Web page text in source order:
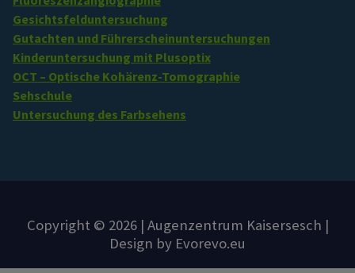
Gesichtsfelduntersuchung
Gutachten und Führerscheinuntersuchungen
Kinderuntersuchung mit Plusoptix
OCT – Optische Kohärenz-Tomographie
Sehschule
Untersuchung des Farbsehens
Copyright © 2026 | Augenzentrum Kaisersesch |
Design by Evorevo.eu